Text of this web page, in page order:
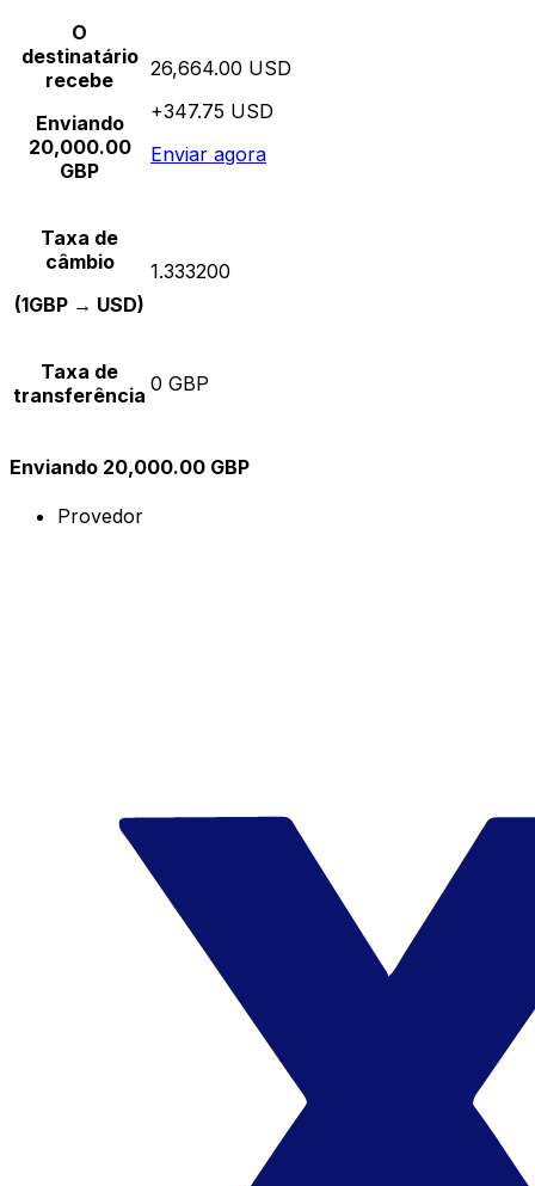
O
destinatário
recebe
Enviando
20,000.00
GBP
26,664.00 USD
+347.75 USD
Enviar agora
Taxa de
câmbio
(1GBP → USD)
1.333200
Taxa de
transferência 0 GBP
Enviando 20,000.00 GBP
Provedor